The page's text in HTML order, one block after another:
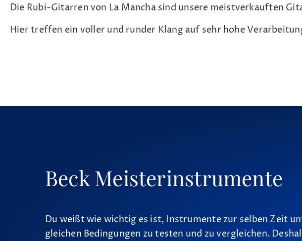
Die Rubi-Gitarren von La Mancha sind unsere meistverkauften
Hier treffen ein voller und runder Klang auf sehr hohe
Beck Meisterinstrumente
Du weißt wie wichtig es ist, Instrumente zur selben Zeit
gleichen Bedingungen zu testen und zu vergleichen.